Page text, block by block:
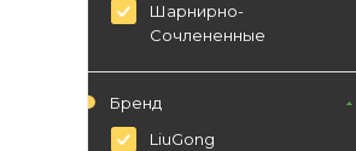
Шарнирно-
Сочлененные
Бренд
LiuGong